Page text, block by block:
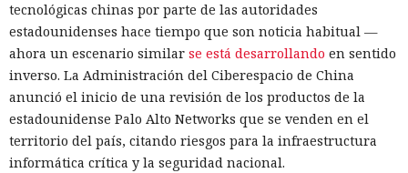
tecnológicas chinas por parte de las autoridades
estadounidenses hace tiempo que son noticia habitual —
ahora un escenario similar se está desarrollando en sentido
inverso. La Administración del Ciberespacio de China
anunció el inicio de una revisión de los productos de la
estadounidense Palo Alto Networks que se venden en el
territorio del país, citando riesgos para la infraestructura
informática crítica y la seguridad nacional.